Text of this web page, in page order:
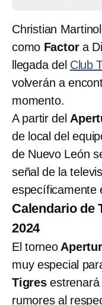
Christian
como Factor a
llegada del Club
volverán a
momento.
A partir del
de local del
de Nuevo León
señal de la
específicamente
Calendario de
2024
El torneo
muy especial
Tigres
rumores al